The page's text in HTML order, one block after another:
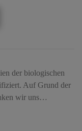
der biologischen
Auf Grund der
wir uns…